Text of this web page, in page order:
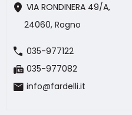
location_on VIA RONDINERA 49/A,
24060, Rogno
call 035-977122
fax 035-977082
mail info@fardelli.it